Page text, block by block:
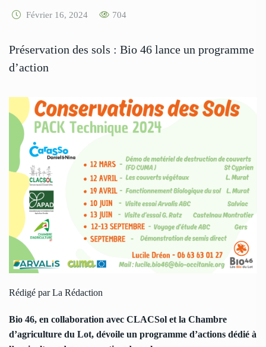
Février 16, 2024 704
Préservation des sols : Bio 46 lance un programme
d’action
Rédigé par La Rédaction
Bio 46, en collaboration avec CLACSol et la Chambre
d’agriculture du Lot, dévoile un programme d’actions dédié à